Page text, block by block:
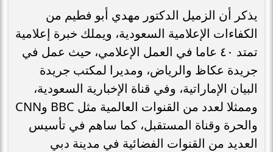
يذكر أن الزميل الدكتور مهدي أبو فطيم من
الكفاءات الإعلامية السعودية، ويملك خبرة إعلامية
تمتد ٤٠ عاما في العمل الإعلامي، حيث عمل في
جريدة عكاظ والرياض، ومديرا لمكتب جريدة
البيان الإماراتية، وفي قناة الإخبارية السعودية،
وممثلا لعدد من القنوات العالمية مثل BBC وCNN
والحرة وقناة المستقبل، كما ساهم في تأسيس
العديد من القنوات الفضائية في مدينة دبي